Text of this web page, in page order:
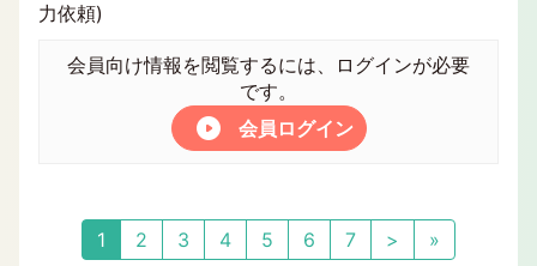
力依頼)
会員向け情報を閲覧するには、ログインが必要
です。
会員ログイン
1 2 3 4 5 6 7 > »